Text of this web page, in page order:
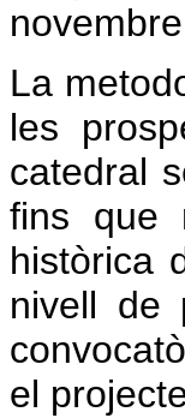
La
les
catedral
fins que
històrica
nivell de
el